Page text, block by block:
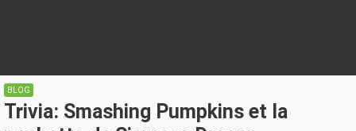
BLOG
Trivia: Smashing Pumpkins et la